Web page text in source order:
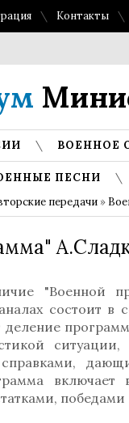
Контакты
ВОЕННОЕ
ПЕСНИ
передачи »
"Военной
состоит
деление